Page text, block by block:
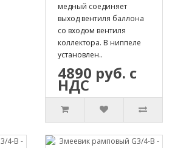
медный соединяет
выход вентиля баллона
со входом вентиля
коллектора. В ниппеле
установлен..
4890 руб. с
НДС